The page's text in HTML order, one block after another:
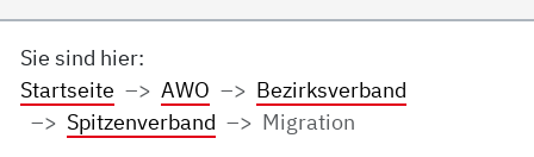
Sie sind hier:
Startseite
AWO
Bezirksverband
Spitzenverband
Migration